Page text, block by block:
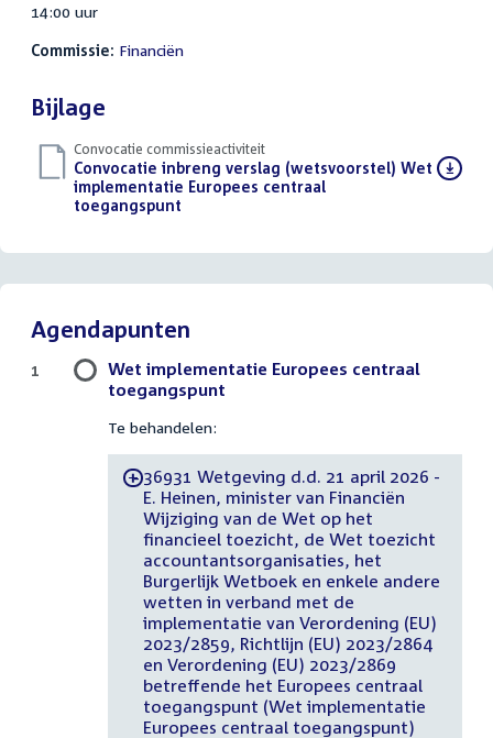
14:00 uur
Commissie: Financiën
Bijlage
Convocatie commissieactiviteit
Download
bestand:
Convocatie inbreng verslag (wetsvoorstel) Wet
implementatie Europees centraal
toegangspunt
Agendapunten
Wet implementatie Europees centraal
toegangspunt
Te behandelen:
-36931 Wetgeving d.d. 21 april 2026 -
E. Heinen, minister van Financiën
Wijziging van de Wet op het
financieel toezicht, de Wet toezicht
accountantsorganisaties, het
Burgerlijk Wetboek en enkele andere
wetten in verband met de
implementatie van Verordening (EU)
2023/2859, Richtlijn (EU) 2023/2864
en Verordening (EU) 2023/2869
betreffende het Europees centraal
toegangspunt (Wet implementatie
Europees centraal toegangspunt)
1